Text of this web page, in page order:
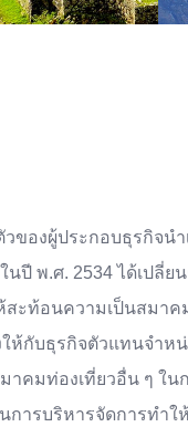
ของผู้ประกอบธุรกิจน
นปี พ.ศ. 2534 ได้เปลี่
สะท้อนความเป็นสมา
บธุรกิจตัวแทนจำหน่
คมท่องเที่ยวอื่น ๆ ใน
การบริหารจัดการทำ